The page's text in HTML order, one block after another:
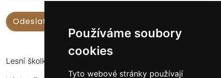
Používáme soubory
cookies
Tyto webové stránky používají
Lesní školka Nekoř